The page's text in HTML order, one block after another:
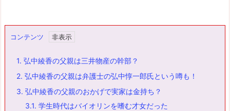
コンテンツ
1. 弘中綾香の父親は三井物産の幹部？
2. 弘中綾香の父親は弁護士の弘中惇一郎氏という噂も！
3. 弘中綾香の父親のおかげで実家は金持ち？
3.1. 学生時代はバイオリンを嗜む才女だった